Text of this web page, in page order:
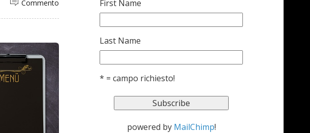
Commento First Name
Last Name
* = campo richiesto!
powered by MailChimp!